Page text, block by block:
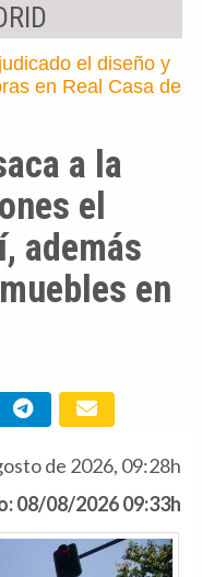
el diseño y
en Real Casa de
a la
el
además
en
de 2026, 09:28h
08/08/2026 09:33h